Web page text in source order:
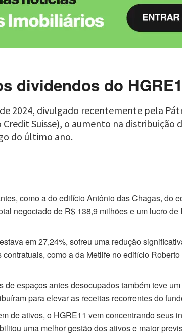
dividendos do
2024, divulgado recentemente pela
Suisse), o aumento na
do último ano.
como a do edifício Antônio das Chagas, do
negociado de R$ 138,9 milhões e um lucro
em 27,24%, sofreu uma redução
como a da Metlife no edifício
de espaços antes desocupados também teve
para elevar as receitas recorrentes do
de ativos, o HGRE11 vem concentrando seus
uma melhor gestão dos ativos e maior